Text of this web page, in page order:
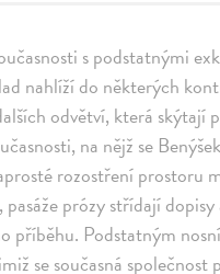
s podstatnými
nahlíží do některých
odvětví, která skýtají
na nějž se
rozostření prostoru
prózy střídají
Podstatným
se současná